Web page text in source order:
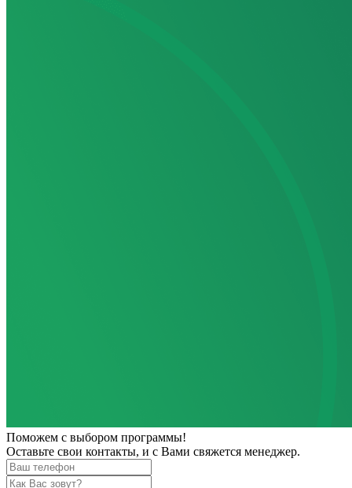
Поможем с выбором программы!
Оставьте свои контакты, и с Вами свяжется менеджер.